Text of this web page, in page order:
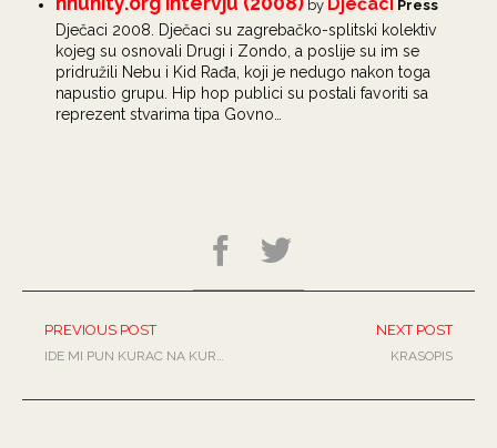
by Dječaci Press
Dječaci 2008. Dječaci su zagrebačko-splitski kolektiv
kojeg su osnovali Drugi i Zondo, a poslije su im se
pridružili Nebu i Kid Rađa, koji je nedugo nakon toga
napustio grupu. Hip hop publici su postali favoriti sa
reprezent stvarima tipa Govno…
PREVIOUS POST NEXT POST
KRASOPIS